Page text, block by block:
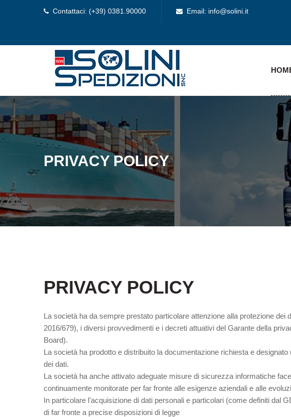
Contattaci: (+39) 0381.90000 Email: info@solini.it
PRIVACY POLICY
PRIVACY POLICY
La società ha da sempre prestato particolare attenzione alla protezione
2016/679), i diversi provvedimenti e i decreti attuativi del Garante della
Board).
La società ha prodotto e distribuito la documentazione richiesta e
dei dati.
La società ha anche attivato adeguate misure di sicurezza informatiche
continuamente monitorate per far fronte alle esigenze aziendali e alle
In particolare l'acquisizione di dati personali e particolari (come definiti dal
di far fronte a precise disposizioni di legge